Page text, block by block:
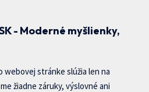
- Moderné myšlienky,
stránke slúžia len na
žiadne záruky, výslovné ani